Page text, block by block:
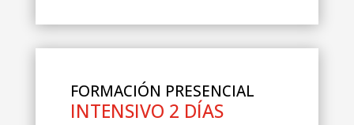
FORMACIÓN PRESENCIAL
INTENSIVO 2 DÍAS